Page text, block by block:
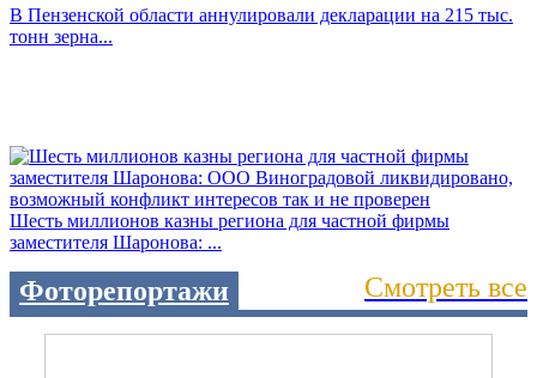
В Пензенской области аннулировали декларации на 215 тыс.
тонн зерна...
Шесть миллионов казны региона для частной фирмы
заместителя Шаронова: ...
Фоторепортажи Смотреть все